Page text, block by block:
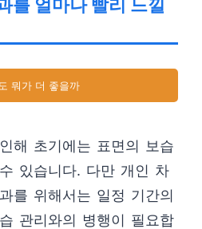
를 얼마나 빨리 느낄
뭐가 더 좋을까
해 초기에는 표면의 보습
있습니다. 다만 개인 차
를 위해서는 일정 기간의
관리와의 병행이 필요합